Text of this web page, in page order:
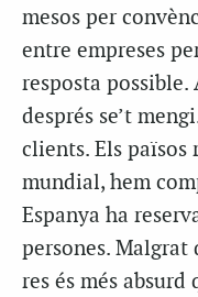
mesos per
entre empreses
resposta
després se’t
clients. Els països
mundial, hem
Espanya ha
persones.
res és més